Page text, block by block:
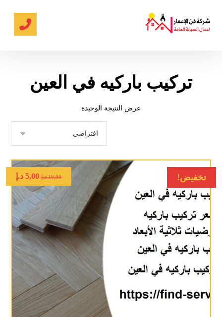
تركيب باركيه في العين
عرض النتيجة الوحيدة
تخفيض! 10,00 د.إ 5,00 د.إ